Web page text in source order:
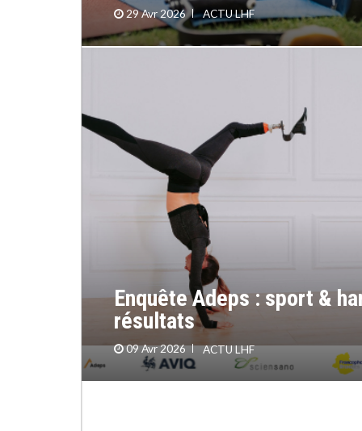
29 Avr 2026 ACTU LHF
Enquête Adeps : sport &
résultats
09 Avr 2026 ACTU LHF